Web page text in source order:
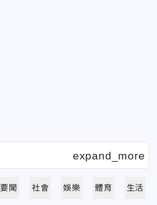
要聞 社會 娛樂 體育 生活